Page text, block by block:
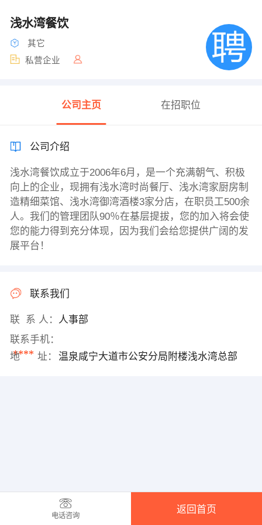
浅水湾餐饮
其它
私营企业
公司主页 在招职位
公司介绍
浅水湾餐饮成立于2006年6月，是一个充满朝气、积极
向上的企业，现拥有浅水湾时尚餐厅、浅水湾家厨房制
造精细菜馆、浅水湾御湾酒楼3家分店，在职员工500余
人。我们的管理团队90％在基层提拔，您的加入将会使
您的能力得到充分体现，因为我们会给您提供广阔的发
展平台！
联系我们
联 系 人： 人事部
联系手机：
****
地 址： 温泉咸宁大道市公安分局附楼浅水湾总部
电话咨询
返回首页